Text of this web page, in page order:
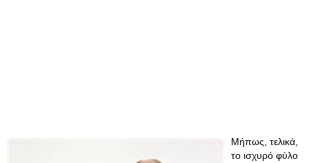
Μήπως, τελικά,
το ισχυρό φύλο